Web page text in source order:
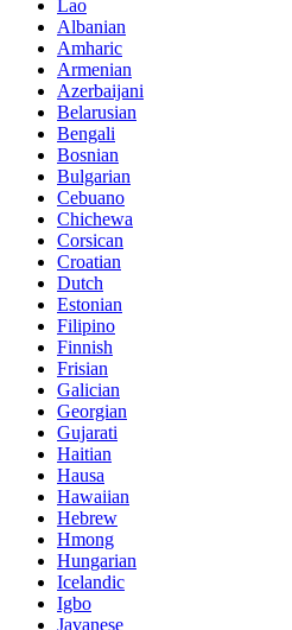
Lao
Albanian
Amharic
Armenian
Azerbaijani
Belarusian
Bengali
Bosnian
Bulgarian
Cebuano
Chichewa
Corsican
Croatian
Dutch
Estonian
Filipino
Finnish
Frisian
Galician
Georgian
Gujarati
Haitian
Hausa
Hawaiian
Hebrew
Hmong
Hungarian
Icelandic
Igbo
Javanese